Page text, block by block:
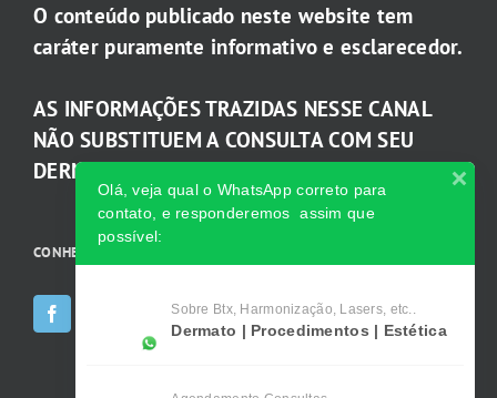
O conteúdo publicado neste website tem
caráter puramente informativo e esclarecedor.
AS INFORMAÇÕES TRAZIDAS NESSE CANAL
NÃO SUBSTITUEM A CONSULTA COM SEU
DERMATOLOGISTA.
CONHEÇA AS INCRÍVEIS Redes Sociais da Clínica
Olá, veja qual o WhatsApp correto para
contato, e responderemos assim que
possível:
Sobre Btx, Harmonização, Lasers, etc..
Dermato | Procedimentos | Estética